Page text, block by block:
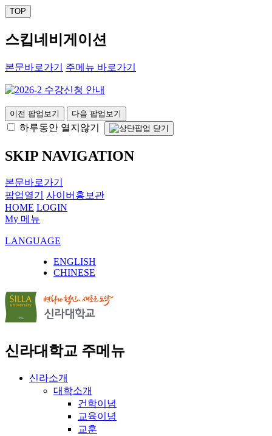
TOP
스킵네비게이션
본문바로가기 주메뉴 바로가기
이전 팝업보기 다음 팝업보기
하루동안 열지않기
SKIP NAVIGATION
본문바로가기
팝업열기
사이버홍보관
HOME LOGIN
My 메뉴
LANGUAGE
ENGLISH
CHINESE
신라대학교 주메뉴
신라소개
대학소개
건학이념
교육이념
교훈